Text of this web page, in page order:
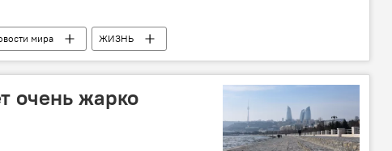
мира ЖИЗНЬ
очень жарко